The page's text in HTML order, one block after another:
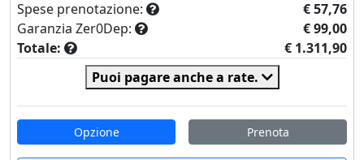
Spese prenotazione:
€ 57,76
Garanzia Zer0Dep:
€ 99,00
Totale:
€ 1.311,90
Puoi pagare anche a rate.
Opzione Prenota